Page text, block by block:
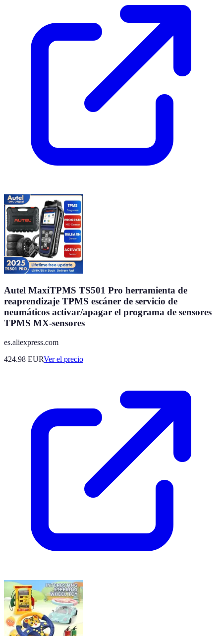
Autel MaxiTPMS TS501 Pro herramienta de
reaprendizaje TPMS escáner de servicio de
neumáticos activar/apagar el programa de sensores
TPMS MX-sensores
es.aliexpress.com
424.98 EURVer el precio